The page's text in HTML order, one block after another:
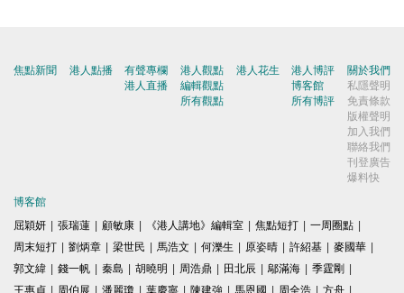
焦點新聞 港人點播
有聲專欄
港人直播
港人觀點
編輯觀點
所有觀點
港人花生
港人博評
博客館
所有博評
關於我們
私隱聲明
免責條款
版權聲明
加入我們
聯絡我們
刊登廣告
爆料快
博客館
屈穎妍 | 張瑞蓮 | 顧敏康 | 《港人講地》編輯室 | 焦點短打 | 一周圈點 |
周末短打 | 劉炳章 | 梁世民 | 馬浩文 | 何濼生 | 原姿晴 | 許紹基 | 麥國華 |
郭文緯 | 錢一帆 | 秦島 | 胡曉明 | 周浩鼎 | 田北辰 | 鄔滿海 | 季霆剛 |
王惠貞 | 周伯展 | 潘麗瓊 | 葉慶寧 | 陳建強 | 馬恩國 | 周全浩 | 方舟 |